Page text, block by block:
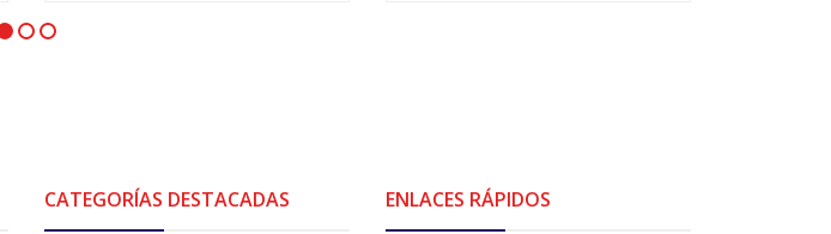
CATEGORÍAS DESTACADAS ENLACES RÁPIDOS